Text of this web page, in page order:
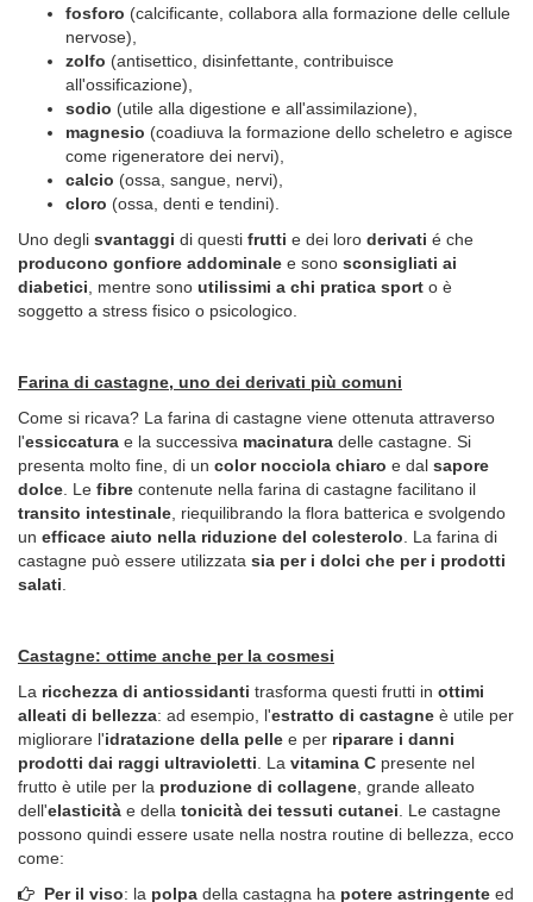
fosforo (calcificante, collabora alla formazione delle cellule
nervose),
zolfo (antisettico, disinfettante, contribuisce
all'ossificazione),
sodio (utile alla digestione e all'assimilazione),
magnesio (coadiuva la formazione dello scheletro e agisce
come rigeneratore dei nervi),
calcio (ossa, sangue, nervi),
cloro (ossa, denti e tendini).
Uno degli svantaggi di questi frutti e dei loro derivati é che
producono gonfiore addominale e sono sconsigliati ai
diabetici , mentre sono utilissimi a chi pratica sport o è
soggetto a stress fisico o psicologico.
Farina di castagne, uno dei derivati più comuni
Come si ricava? La farina di castagne viene ottenuta attraverso
l'essiccatura e la successiva macinatura delle castagne. Si
presenta molto fine, di un color nocciola chiaro e dal sapore
dolce . Le fibre contenute nella farina di castagne facilitano il
transito intestinale , riequilibrando la flora batterica e svolgendo
un efficace aiuto nella riduzione del colesterolo . La farina di
castagne può essere utilizzata sia per i dolci che per i prodotti
salati
Castagne: ottime anche per la cosmesi
La ricchezza di antiossidanti trasforma questi frutti in ottimi
alleati di bellezza: ad esempio, l'estratto di castagne è utile per
migliorare l'idratazione della pelle e per riparare i danni
prodotti dai raggi ultravioletti . La vitamina C presente nel
frutto è utile per la produzione di collagene , grande alleato
dell'elasticità e della tonicità dei tessuti cutanei . Le castagne
possono quindi essere usate nella nostra routine di bellezza, ecco
come:
Per il viso: la polpa della castagna ha potere astringente ed